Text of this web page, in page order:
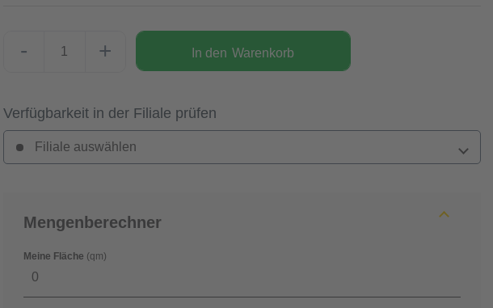
- + In den Warenkorb
Verfügbarkeit in der Filiale prüfen
Filiale auswählen
Mengenberechner
Meine Fläche (qm)